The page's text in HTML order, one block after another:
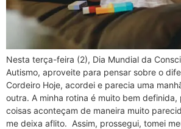
Nesta terça-feira (2), Dia Mundial da
Autismo, aproveite para pensar sobre o
Cordeiro Hoje, acordei e parecia uma
outra. A minha rotina é muito bem definida,
coisas aconteçam de maneira muito
me deixa aflito. Assim, prossegui, tomei